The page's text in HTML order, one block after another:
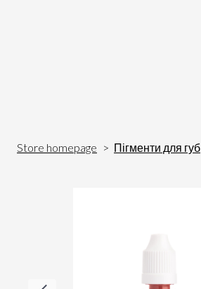
Store homepage Пігменти для губ